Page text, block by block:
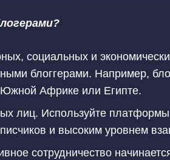
социальных и
блоггерами. Например,
Африке или Египте.
лиц. Используйте
и высоким уровнем
сотрудничество